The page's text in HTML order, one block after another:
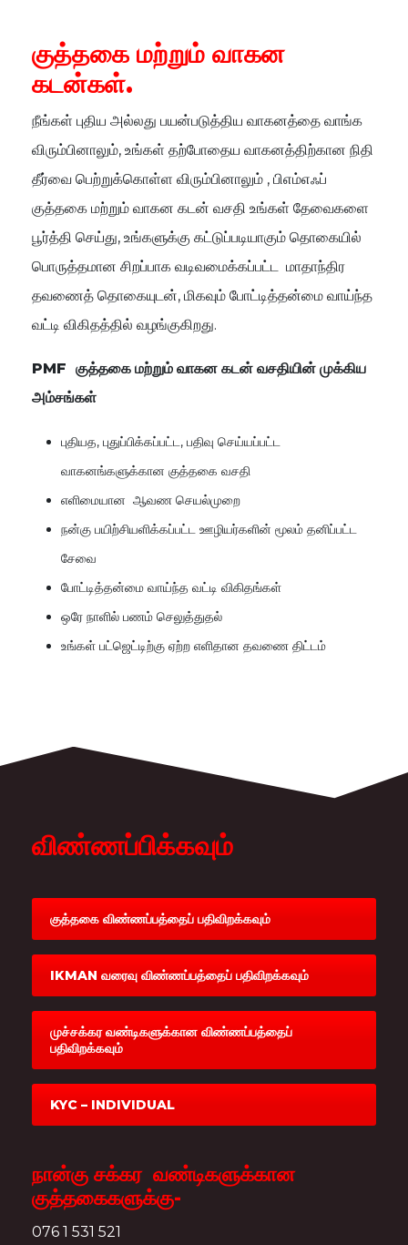
குத்தகை மற்றும் வாகன
கடன்கள்.
நீங்கள் புதிய அல்லது பயன்படுத்திய வாகனத்தை வாங்க
விரும்பினாலும், உங்கள் தற்போதைய வாகனத்திற்கான நிதி
தீர்வை பெற்றுக்கொள்ள விரும்பினாலும் , பிஎம்எஃப்
குத்தகை மற்றும் வாகன கடன் வசதி உங்கள் தேவைகளை
பூர்த்தி செய்து, உங்களுக்கு கட்டுப்படியாகும் தொகையில்
பொருத்தமான சிறப்பாக வடிவமைக்கப்பட்ட
மாதாந்திர
தவணைத் தொகையுடன், மிகவும் போட்டித்தன்மை வாய்ந்த
வட்டி விகிதத்தில் வழங்குகிறது.
PMF குத்தகை மற்றும் வாகன கடன் வசதியின் முக்கிய
அம்சங்கள்
புதியத, புதுப்பிக்கப்பட்ட, பதிவு செய்யப்பட்ட
வாகனங்களுக்கான குத்தகை வசதி
எளிமையான ஆவண செயல்முறை
நன்கு பயிற்சியளிக்கப்பட்ட ஊழியர்களின் மூலம் தனிப்பட்ட
சேவை
போட்டித்தன்மை வாய்ந்த வட்டி விகிதங்கள்
ஒரே நாளில் பணம் செலுத்துதல்
உங்கள் பட்ஜெட்டிற்கு ஏற்ற எளிதான தவணை திட்டம்
விண்ணப்பிக்கவும்
குத்தகை விண்ணப்பத்தைப் பதிவிறக்கவும்
IKMAN வரைவு விண்ணப்பத்தைப் பதிவிறக்கவும்
முச்சக்கர வண்டிகளுக்கான விண்ணப்பத்தைப்
பதிவிறக்கவும்
KYC – INDIVIDUAL
நான்கு சக்கர வண்டிகளுக்கான
குத்தகைகளுக்கு-
076 1 531 521